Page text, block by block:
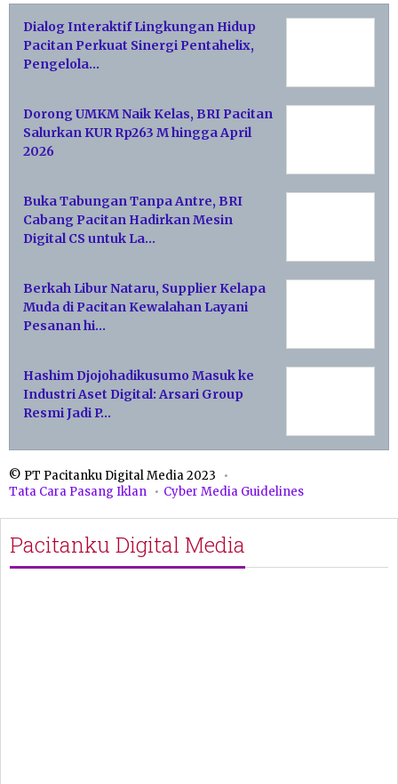
Dialog Interaktif Lingkungan Hidup
Pacitan Perkuat Sinergi Pentahelix,
Pengelola…
Dorong UMKM Naik Kelas, BRI Pacitan
Salurkan KUR Rp263 M hingga April
2026
Buka Tabungan Tanpa Antre, BRI
Cabang Pacitan Hadirkan Mesin
Digital CS untuk La…
Berkah Libur Nataru, Supplier Kelapa
Muda di Pacitan Kewalahan Layani
Pesanan hi…
Hashim Djojohadikusumo Masuk ke
Industri Aset Digital: Arsari Group
Resmi Jadi P…
© PT Pacitanku Digital Media 2023
Tata Cara Pasang Iklan
Cyber Media Guidelines
Pacitanku Digital Media